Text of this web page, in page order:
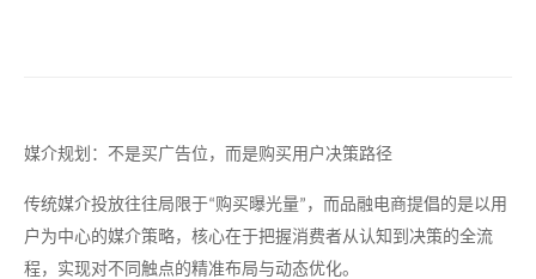
媒介规划：不是买广告位，而是购买用户决策路径
传统媒介投放往往局限于“购买曝光量” ，而品融电商提倡的是以用
户为中心的媒介策略，核心在于把握消费者从认知到决策的全流
程，实现对不同触点的精准布局与动态优化。